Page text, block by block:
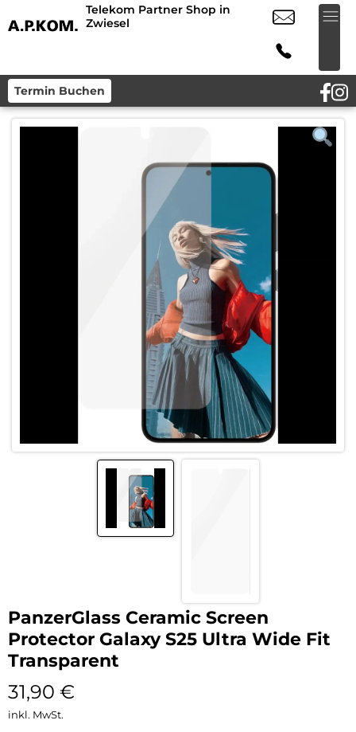
Telekom Partner Shop in
Zwiesel
Termin Buchen
PanzerGlass Ceramic Screen
Protector Galaxy S25 Ultra Wide Fit
Transparent
31,90 €
inkl. MwSt.